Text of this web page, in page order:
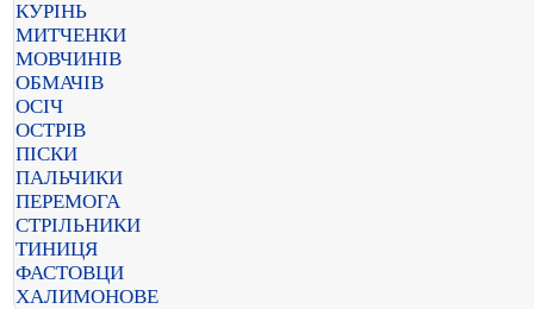
КУРІНЬ
МИТЧЕНКИ
МОВЧИНІВ
ОБМАЧІВ
ОСІЧ
ОСТРІВ
ПІСКИ
ПАЛЬЧИКИ
ПЕРЕМОГА
СТРІЛЬНИКИ
ТИНИЦЯ
ФАСТОВЦИ
ХАЛИМОНОВЕ